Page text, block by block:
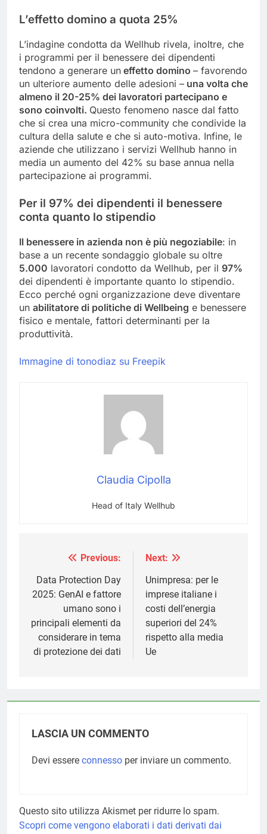
L’effetto domino a quota 25%
L’indagine condotta da Wellhub rivela, inoltre, che
i programmi per il benessere dei dipendenti
tendono a generare un effetto domino – favorendo
un ulteriore aumento delle adesioni – una volta che
almeno il 20-25% dei lavoratori partecipano e
sono coinvolti. Questo fenomeno nasce dal fatto
che si crea una micro-community che condivide la
cultura della salute e che si auto-motiva. Infine, le
aziende che utilizzano i servizi Wellhub hanno in
media un aumento del 42% su base annua nella
partecipazione ai programmi.
Per il 97% dei dipendenti il benessere
conta quanto lo stipendio
Il benessere in azienda non è più negoziabile: in
base a un recente sondaggio globale su oltre
5.000 lavoratori condotto da Wellhub, per il 97%
dei dipendenti è importante quanto lo stipendio.
Ecco perché ogni organizzazione deve diventare
un abilitatore di politiche di Wellbeing e benessere
fisico e mentale, fattori determinanti per la
produttività.
Immagine di tonodiaz su Freepik
Claudia Cipolla
Head of Italy Wellhub
Navigazione
articoli
Previous:
Data Protection Day
2025: GenAI e fattore
umano sono i
principali elementi da
considerare in tema
di protezione dei dati
Next:
Unimpresa: per le
imprese italiane i
costi dell’energia
superiori del 24%
rispetto alla media
Ue
LASCIA UN COMMENTO
Devi essere connesso per inviare un commento.
Questo sito utilizza Akismet per ridurre lo spam.
Scopri come vengono elaborati i dati derivati dai